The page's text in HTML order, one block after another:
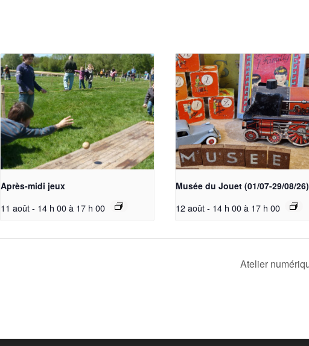
Après-midi jeux
11 août - 14 h 00 à 17 h 00
Musée du Jouet (01/07-29/08/26)
12 août - 14 h 00à 17 h 00
Atelier